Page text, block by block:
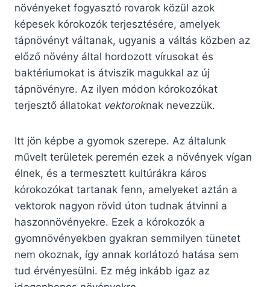
növényeket fogyasztó rovarok közül azok
képesek kórokozók terjesztésére, amelyek
tápnövényt váltanak, ugyanis a váltás közben az
előző növény által hordozott vírusokat és
baktériumokat is átviszik magukkal az új
tápnövényre. Az ilyen módon kórokozókat
terjesztő állatokat vektoroknak nevezzük.
Itt jön képbe a gyomok szerepe. Az általunk
művelt területek peremén ezek a növények vígan
élnek, és a termesztett kultúrákra káros
kórokozókat tartanak fenn, amelyeket aztán a
vektorok nagyon rövid úton tudnak átvinni a
haszonnövényekre. Ezek a kórokozók a
gyomnövényekben gyakran semmilyen tünetet
nem okoznak, így annak korlátozó hatása sem
tud érvényesülni. Ez még inkább igaz az